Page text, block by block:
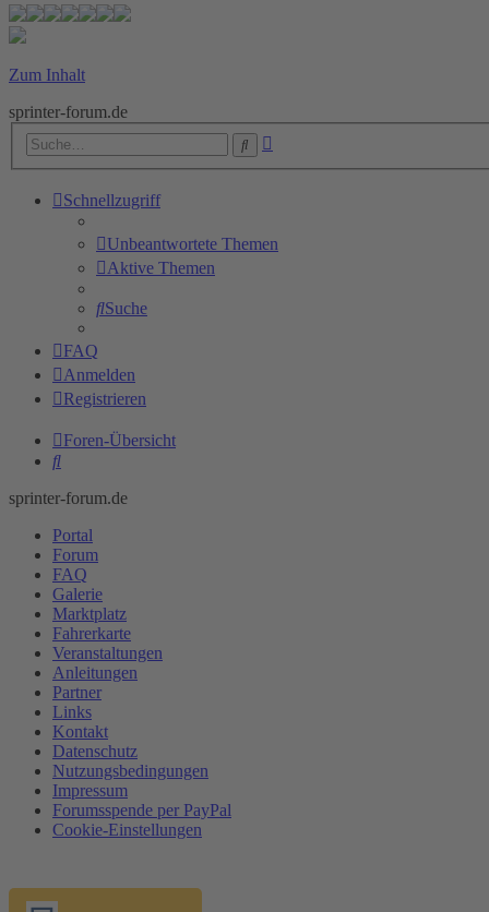
Zum Inhalt
sprinter-forum.de
Suche
Schnellzugriff
Unbeantwortete Themen
Aktive Themen
Suche
FAQ
Anmelden
Registrieren
Foren-Übersicht
Suche
sprinter-forum.de
Portal
Forum
FAQ
Galerie
Marktplatz
Fahrerkarte
Veranstaltungen
Anleitungen
Partner
Links
Kontakt
Datenschutz
Nutzungsbedingungen
Impressum
Forumsspende per PayPal
Cookie-Einstellungen